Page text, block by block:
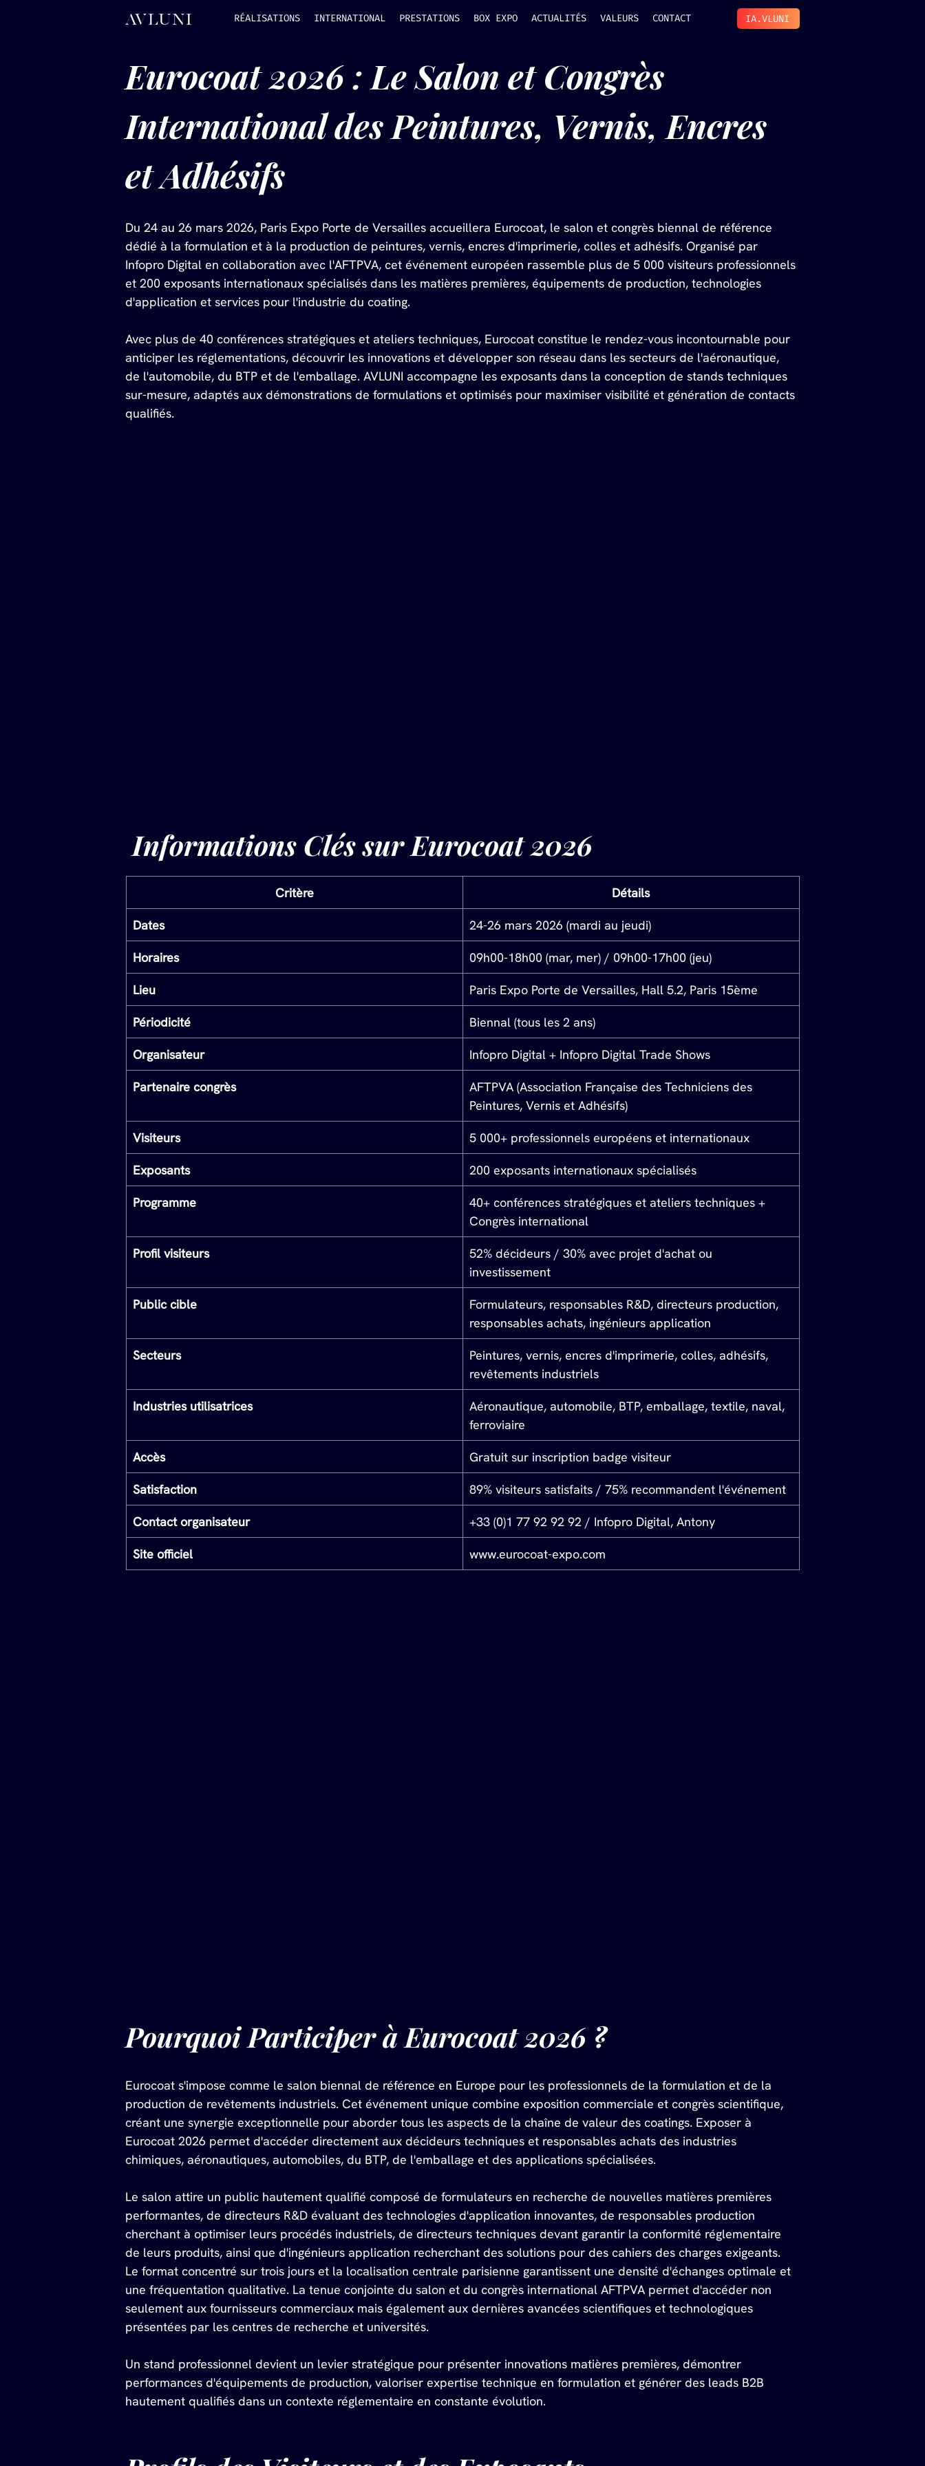
RÉALISATIONS INTERNATIONAL PRESTATIONS BOX EXPO ACTUALITÉS VALEURS CONTACT IA.VLUNI
Eurocoat 2026 : Le Salon et Congrès
International des Peintures, Vernis, Encres
et Adhésifs
Du 24 au 26 mars 2026, Paris Expo Porte de Versailles accueillera Eurocoat, le salon et congrès biennal de référence
dédié à la formulation et à la production de peintures, vernis, encres d'imprimerie, colles et adhésifs. Organisé par
Infopro Digital en collaboration avec l'AFTPVA, cet événement européen rassemble plus de 5 000 visiteurs professionnels
et 200 exposants internationaux spécialisés dans les matières premières, équipements de production, technologies
d'application et services pour l'industrie du coating.
Avec plus de 40 conférences stratégiques et ateliers techniques, Eurocoat constitue le rendez-vous incontournable pour
anticiper les réglementations, découvrir les innovations et développer son réseau dans les secteurs de l'aéronautique,
de l'automobile, du BTP et de l'emballage. AVLUNI accompagne les exposants dans la conception de stands techniques
sur-mesure, adaptés aux démonstrations de formulations et optimisés pour maximiser visibilité et génération de contacts
qualifiés.
Informations Clés sur Eurocoat 2026
Critère Détails
Dates 24-26 mars 2026 (mardi au jeudi)
Horaires 09h00-18h00 (mar, mer) / 09h00-17h00 (jeu)
Lieu Paris Expo Porte de Versailles, Hall 5.2, Paris 15ème
Périodicité Biennal (tous les 2 ans)
Organisateur Infopro Digital + Infopro Digital Trade Shows
Partenaire congrès
AFTPVA (Association Française des Techniciens des
Peintures, Vernis et Adhésifs)
Visiteurs 5 000+ professionnels européens et internationaux
Exposants 200 exposants internationaux spécialisés
Programme
40+ conférences stratégiques et ateliers techniques +
Congrès international
Profil visiteurs
52% décideurs / 30% avec projet d'achat ou
investissement
Public cible
Formulateurs, responsables R&D, directeurs production,
responsables achats, ingénieurs application
Secteurs
Peintures, vernis, encres d'imprimerie, colles, adhésifs,
revêtements industriels
Industries utilisatrices
Aéronautique, automobile, BTP, emballage, textile, naval,
ferroviaire
Accès Gratuit sur inscription badge visiteur
Satisfaction 89% visiteurs satisfaits / 75% recommandent l'événement
Contact organisateur +33 (0)1 77 92 92 92 / Infopro Digital, Antony
Site officiel www.eurocoat-expo.com
Pourquoi Participer à Eurocoat 2026 ?
Eurocoat s'impose comme le salon biennal de référence en Europe pour les professionnels de la formulation et de la
production de revêtements industriels. Cet événement unique combine exposition commerciale et congrès scientifique,
créant une synergie exceptionnelle pour aborder tous les aspects de la chaîne de valeur des coatings. Exposer à
Eurocoat 2026 permet d'accéder directement aux décideurs techniques et responsables achats des industries
chimiques, aéronautiques, automobiles, du BTP, de l'emballage et des applications spécialisées.
Le salon attire un public hautement qualifié composé de formulateurs en recherche de nouvelles matières premières
performantes, de directeurs R&D évaluant des technologies d'application innovantes, de responsables production
cherchant à optimiser leurs procédés industriels, de directeurs techniques devant garantir la conformité réglementaire
de leurs produits, ainsi que d'ingénieurs application recherchant des solutions pour des cahiers des charges exigeants.
Le format concentré sur trois jours et la localisation centrale parisienne garantissent une densité d'échanges optimale et
une fréquentation qualitative. La tenue conjointe du salon et du congrès international AFTPVA permet d'accéder non
seulement aux fournisseurs commerciaux mais également aux dernières avancées scientifiques et technologiques
présentées par les centres de recherche et universités.
Un stand professionnel devient un levier stratégique pour présenter innovations matières premières, démontrer
performances d'équipements de production, valoriser expertise technique en formulation et générer des leads B2B
hautement qualifiés dans un contexte réglementaire en constante évolution.